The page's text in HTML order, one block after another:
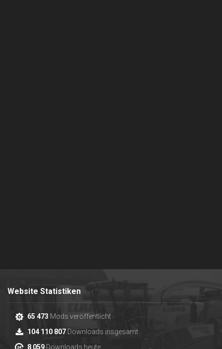
Website Statistiken
65 473 Mods veröffentlicht
104 110 807 Downloads insgesamt
8 059 Downloads heute